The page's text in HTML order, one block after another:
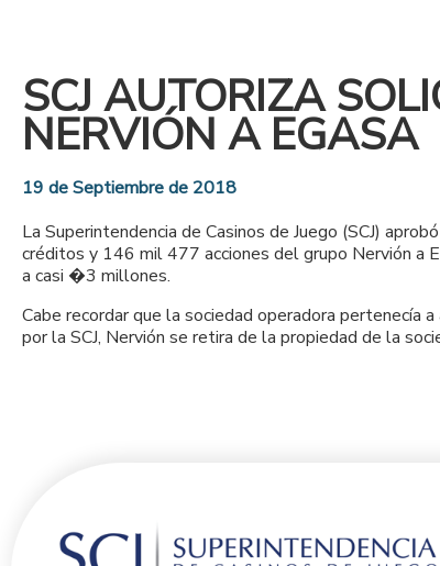
SCJ AUTORIZA
NERVIÓN A EGASA
19 de Septiembre de 2018
La Superintendencia de Casinos de Juego (SCJ)
créditos y 146 mil 477 acciones del grupo Nervión a
a casi �3 millones.
Cabe recordar que la sociedad operadora pertenecía
por la SCJ, Nervión se retira de la propiedad de la